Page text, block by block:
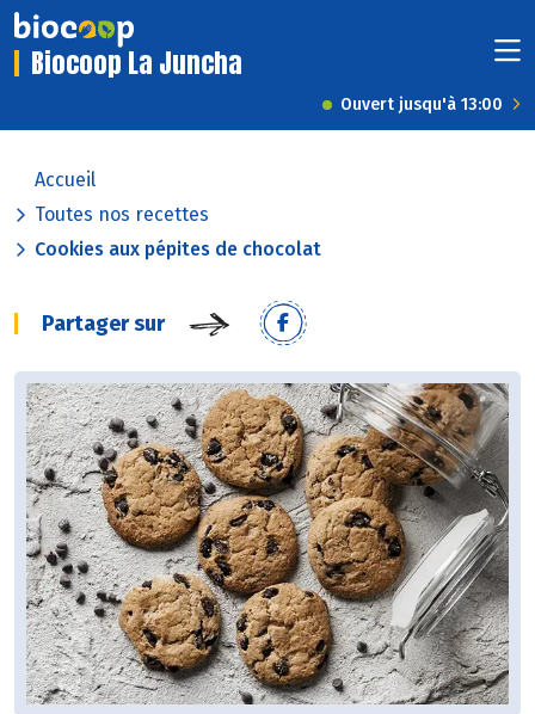
Biocoop La Juncha
Ouvert jusqu'à 13:00
Accueil
Toutes nos recettes
Cookies aux pépites de chocolat
Partager sur